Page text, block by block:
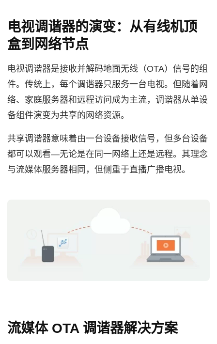
电视调谐器的演变：从有线机顶
盒到网络节点
电视调谐器是接收并解码地面无线（OTA）信号的组
件。传统上，每个调谐器只服务一台电视。但随着网
络、家庭服务器和远程访问成为主流，调谐器从单设
备组件演变为共享的网络资源。
共享调谐器意味着由一台设备接收信号，但多台设备
都可以观看—无论是在同一网络上还是远程。其理念
与流媒体服务器相同，但侧重于直播广播电视。
流媒体 OTA 调谐器解决方案